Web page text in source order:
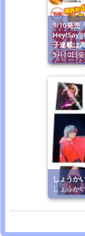
9/10発売
子連載は
9月10日
しょうか
しょうか